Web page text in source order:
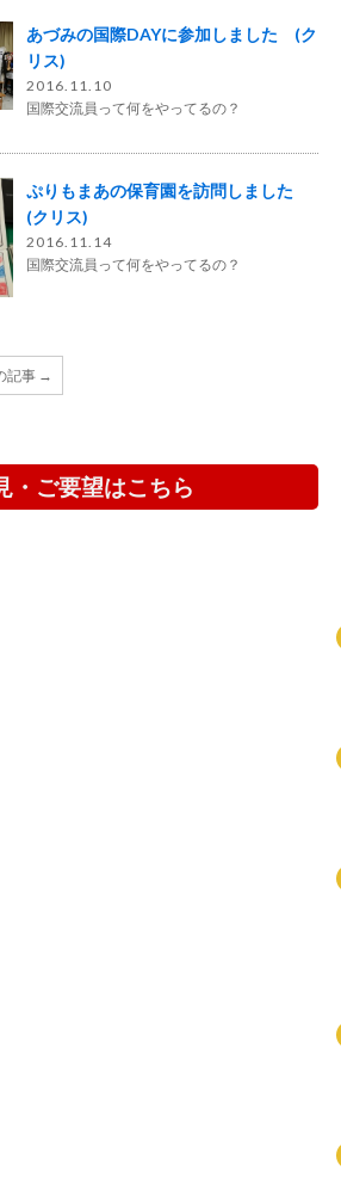
あづみの国際DAYに参加しました (ク
リス)
2016.11.10
国際交流員って何をやってるの？
ぷりもまあの保育園を訪問しました
(クリス)
2016.11.14
国際交流員って何をやってるの？
記事 →
・ご要望はこちら